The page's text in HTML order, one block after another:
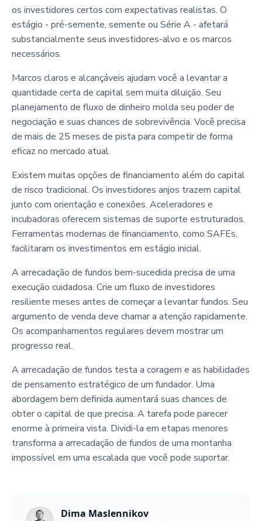
os investidores certos com expectativas realistas. O
estágio - pré-semente, semente ou Série A - afetará
substancialmente seus investidores-alvo e os marcos
necessários.
Marcos claros e alcançáveis ajudam você a levantar a
quantidade certa de capital sem muita diluição. Seu
planejamento de fluxo de dinheiro molda seu poder de
negociação e suas chances de sobrevivência. Você precisa
de mais de 25 meses de pista para competir de forma
eficaz no mercado atual.
Existem muitas opções de financiamento além do capital
de risco tradicional. Os investidores anjos trazem capital
junto com orientação e conexões. Aceleradores e
incubadoras oferecem sistemas de suporte estruturados.
Ferramentas modernas de financiamento, como SAFEs,
facilitaram os investimentos em estágio inicial.
A arrecadação de fundos bem-sucedida precisa de uma
execução cuidadosa. Crie um fluxo de investidores
resiliente meses antes de começar a levantar fundos. Seu
argumento de venda deve chamar a atenção rapidamente.
Os acompanhamentos regulares devem mostrar um
progresso real.
A arrecadação de fundos testa a coragem e as habilidades
de pensamento estratégico de um fundador. Uma
abordagem bem definida aumentará suas chances de
obter o capital de que precisa. A tarefa pode parecer
enorme à primeira vista. Dividi-la em etapas menores
transforma a arrecadação de fundos de uma montanha
impossível em uma escalada que você pode suportar.
Dima Maslennikov